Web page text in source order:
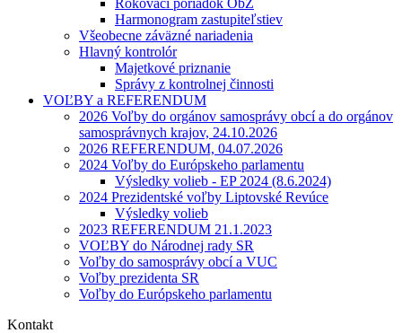
Rokovací poriadok ObZ
Harmonogram zastupiteľstiev
Všeobecne záväzné nariadenia
Hlavný kontrolór
Majetkové priznanie
Správy z kontrolnej činnosti
VOĽBY a REFERENDUM
2026 Voľby do orgánov samosprávy obcí a do orgánov
samosprávnych krajov, 24.10.2026
2026 REFERENDUM, 04.07.2026
2024 Voľby do Európskeho parlamentu
Výsledky volieb - EP 2024 (8.6.2024)
2024 Prezidentské voľby Liptovské Revúce
Výsledky volieb
2023 REFERENDUM 21.1.2023
VOĽBY do Národnej rady SR
Voľby do samosprávy obcí a VUC
Voľby prezidenta SR
Voľby do Európskeho parlamentu
Kontakt